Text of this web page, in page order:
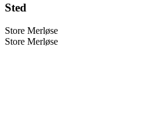
Sted
Store Merløse
Store Merløse